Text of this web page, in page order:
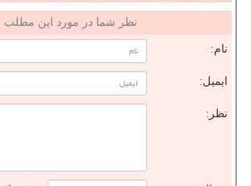
نظر شما در مورد این مطلب
نام:
ایمیل:
نظر: